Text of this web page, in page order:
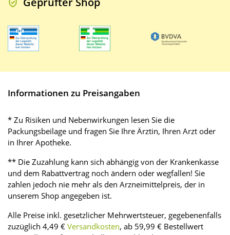
Informationen zu Preisangaben
* Zu Risiken und Nebenwirkungen lesen Sie die
Packungsbeilage und fragen Sie Ihre Ärztin, Ihren Arzt oder
in Ihrer Apotheke.
** Die Zuzahlung kann sich abhängig von der Krankenkasse
und dem Rabattvertrag noch ändern oder wegfallen! Sie
zahlen jedoch nie mehr als den Arzneimittelpreis, der in
unserem Shop angegeben ist.
Alle Preise inkl. gesetzlicher Mehrwertsteuer, gegebenenfalls
zuzüglich 4,49 € Versandkosten, ab 59,99 € Bestellwert